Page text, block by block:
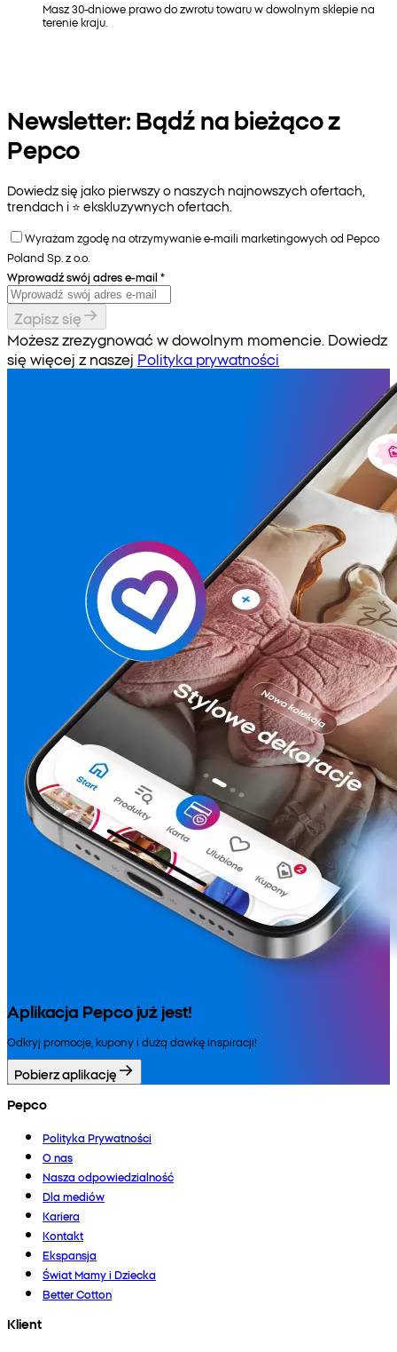
Masz 30-dniowe prawo do zwrotu towaru w dowolnym sklepie na
terenie kraju.
Newsletter: Bądź na bieżąco z
Pepco
Dowiedz się jako pierwszy o naszych najnowszych ofertach,
trendach i ⭐️ ekskluzywnych ofertach.
Wyrażam zgodę na otrzymywanie e-maili marketingowych od Pepco
Poland Sp. z o.o.
Wprowadź swój adres e-mail *
Zapisz się
Możesz zrezygnować w dowolnym momencie. Dowiedz
się więcej z naszej Polityka prywatności
Aplikacja Pepco już jest!
Odkryj promocje, kupony i dużą dawkę inspiracji!
Pobierz aplikację
Pepco
Polityka Prywatności
O nas
Nasza odpowiedzialność
Dla mediów
Kariera
Kontakt
Ekspansja
Świat Mamy i Dziecka
Better Cotton
Klient